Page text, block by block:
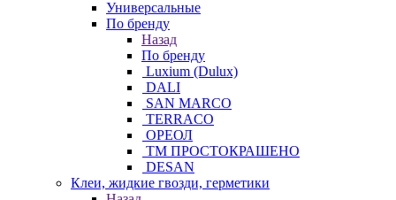
Универсальные
По бренду
Назад
По бренду
Luxium (Dulux)
DALI
SAN MARCO
TERRACO
ОРЕОЛ
ТМ ПРОСТОКРАШЕНО
DESAN
Клеи, жидкие гвозди, герметики